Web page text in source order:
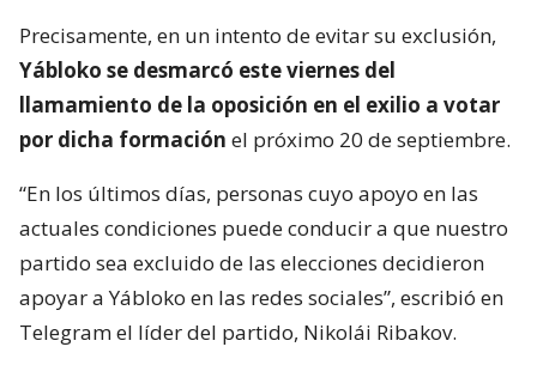
Precisamente, en un intento de evitar su exclusión,
Yábloko se desmarcó este viernes del
llamamiento de la oposición en el exilio a votar
por dicha formación el próximo 20 de septiembre.
“En los últimos días, personas cuyo apoyo en las
actuales condiciones puede conducir a que nuestro
partido sea excluido de las elecciones decidieron
apoyar a Yábloko en las redes sociales”, escribió en
Telegram el líder del partido, Nikolái Ribakov.